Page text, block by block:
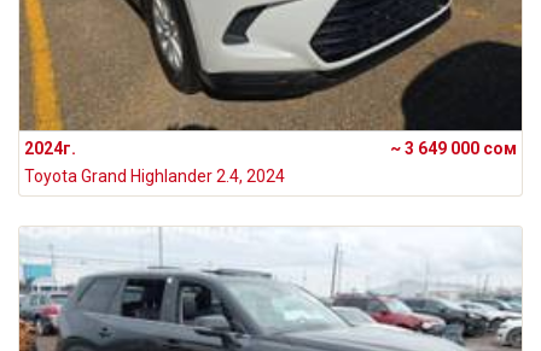
2024г.
~ 3 649 000 сом
Toyota Grand Highlander 2.4, 2024